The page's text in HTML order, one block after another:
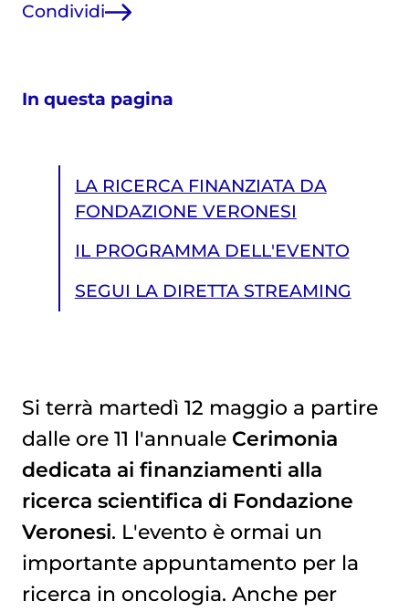
Condividi
In questa pagina
LA RICERCA FINANZIATA DA
FONDAZIONE VERONESI
IL PROGRAMMA DELL'EVENTO
SEGUI LA DIRETTA STREAMING
Si terrà martedì 12 maggio a partire
dalle ore 11 l'annuale Cerimonia
dedicata ai finanziamenti alla
ricerca scientifica di Fondazione
Veronesi. L'evento è ormai un
importante appuntamento per la
ricerca in oncologia. Anche per